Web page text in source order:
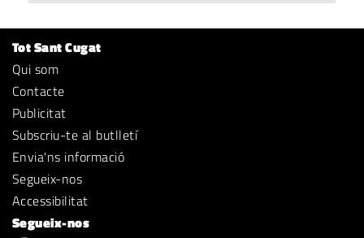
Tot Sant Cugat
Qui som
Contacte
Publicitat
Subscriu-te al butlletí
Envia'ns informació
Segueix-nos
Accessibilitat
Segueix-nos